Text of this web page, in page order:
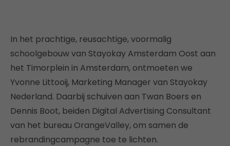
In het prachtige, reusachtige, voormalig
schoolgebouw van Stayokay Amsterdam Oost aan
het Timorplein in Amsterdam, ontmoeten we
Yvonne Littooij, Marketing Manager van Stayokay
Nederland. Daarbij schuiven aan Twan Boers en
Dennis Boot, beiden Digital Advertising Consultant
van het bureau OrangeValley, om samen de
rebrandingcampagne toe te lichten.